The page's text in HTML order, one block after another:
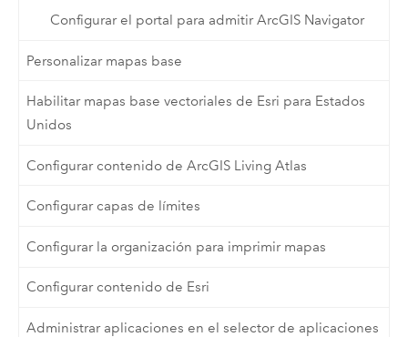
Configurar el portal para admitir ArcGIS Navigator
Personalizar mapas base
Habilitar mapas base vectoriales de Esri para Estados
Unidos
Configurar contenido de ArcGIS Living Atlas
Configurar capas de límites
Configurar la organización para imprimir mapas
Configurar contenido de Esri
Administrar aplicaciones en el selector de aplicaciones